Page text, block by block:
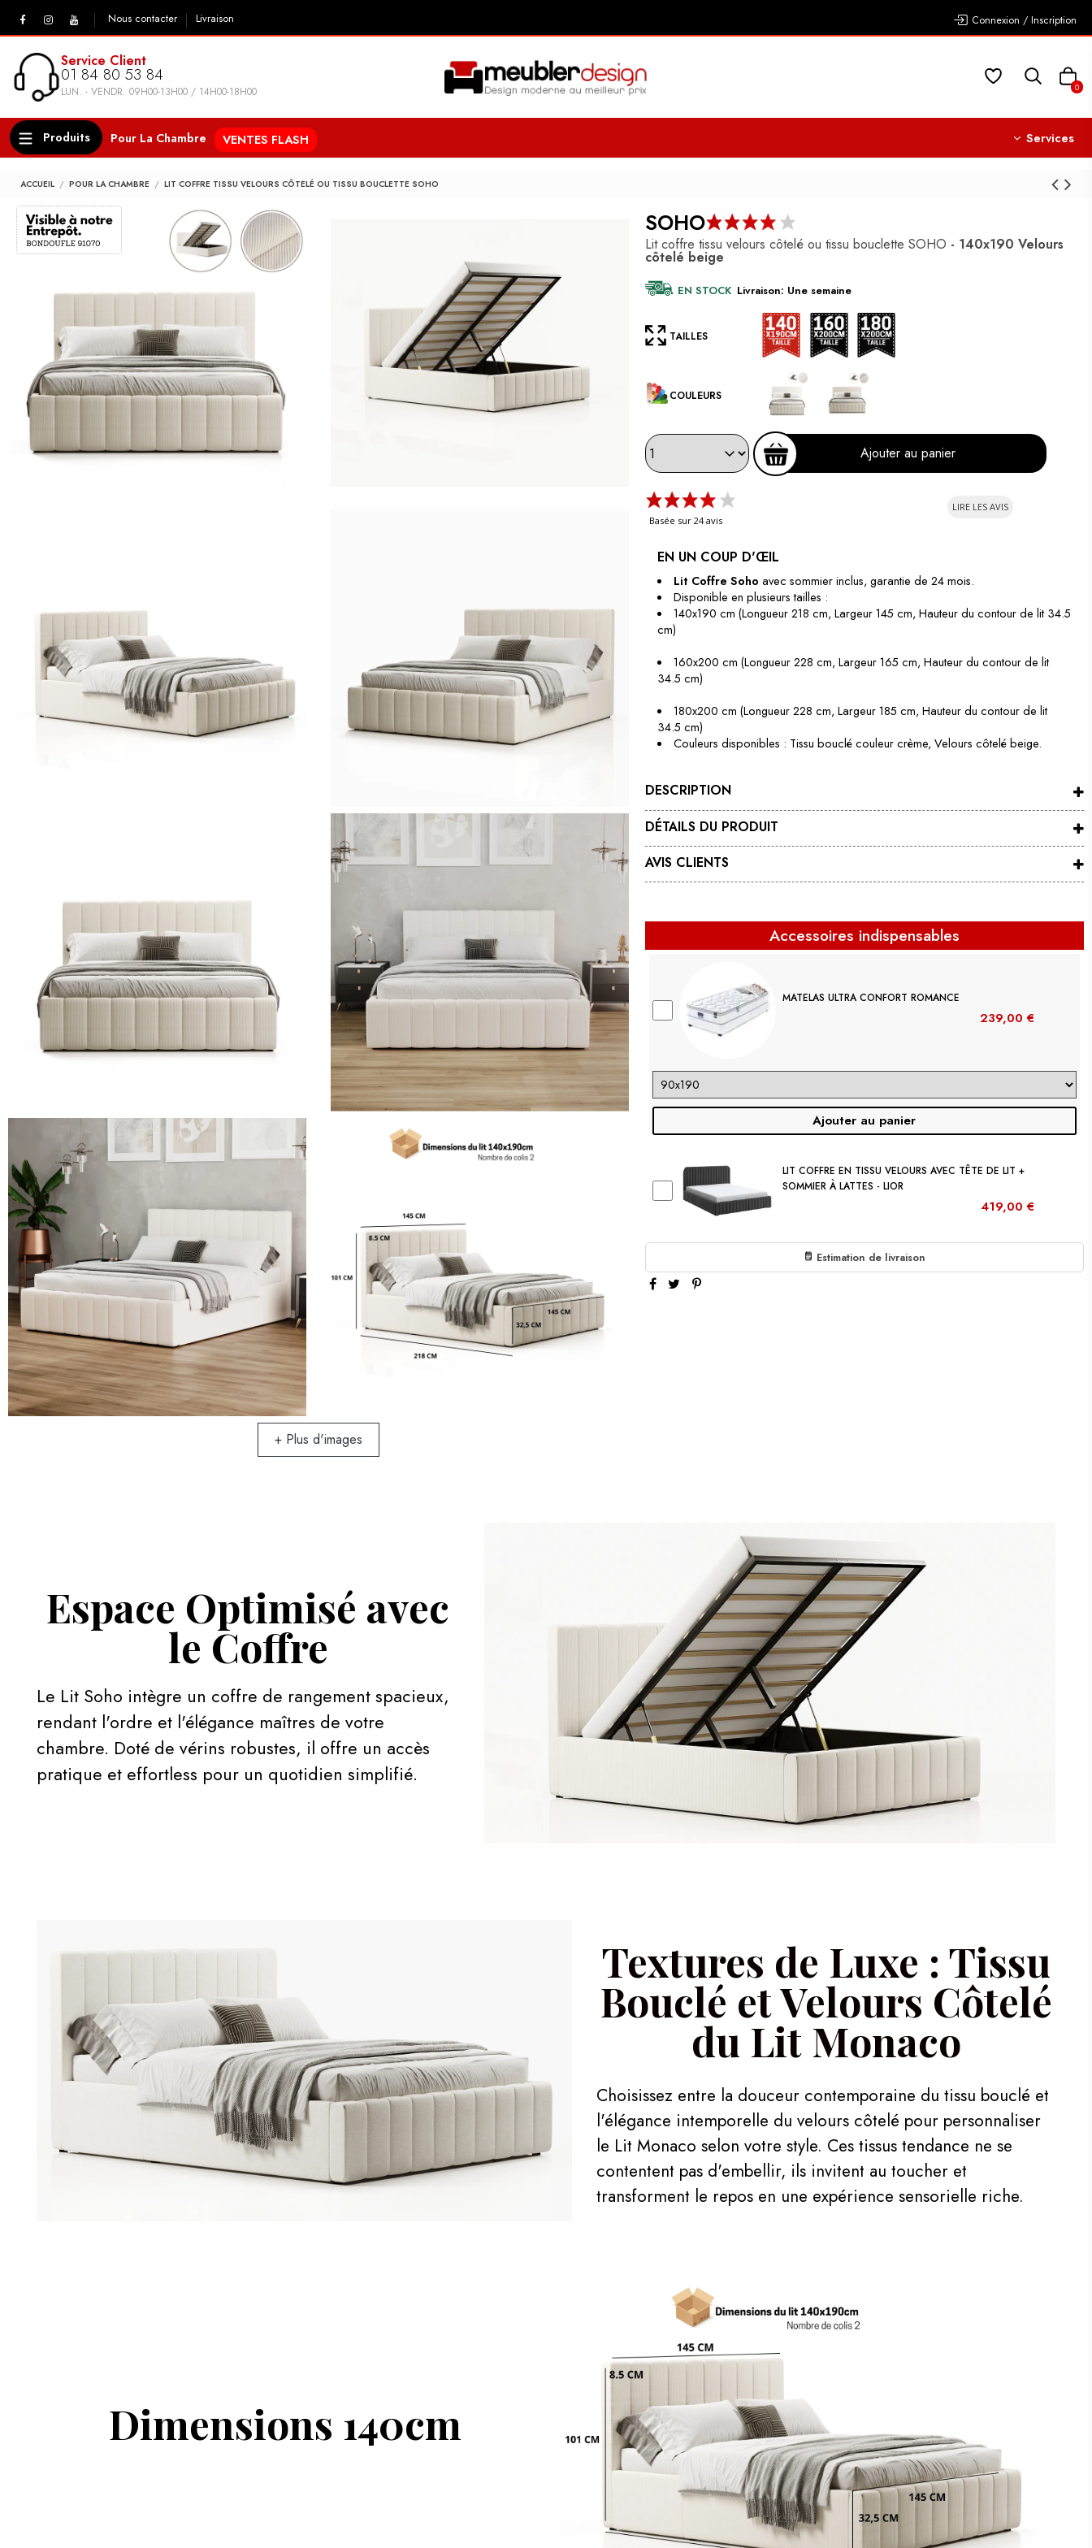
Nous contacter Livraison Connexion / Inscription
Service Client
01 84 80 53 84
LUN. - VENDR. 09H00-13H00 / 14H00-18H00 0
Produits Pour La Chambre VENTES FLASH Services
ACCUEIL POUR LA CHAMBRE LIT COFFRE TISSU VELOURS CÔTELÉ OU TISSU BOUCLETTE SOHO
+ Plus d'images
SOHO
Lit coffre tissu velours côtelé ou tissu bouclette SOHO - 140x190 Velours
côtelé beige
EN STOCK Livraison: Une semaine
TAILLES
140x190160x200180x200
COULEURS
Ajouter au panier
Basée sur 24 avis
LIRE LES AVIS
EN UN COUP D'ŒIL
Lit Coffre Soho avec sommier inclus, garantie de 24 mois.
Disponible en plusieurs tailles :
140x190 cm (Longueur 218 cm, Largeur 145 cm, Hauteur du contour de lit 34.5
cm)
160x200 cm (Longueur 228 cm, Largeur 165 cm, Hauteur du contour de lit
34.5 cm)
180x200 cm (Longueur 228 cm, Largeur 185 cm, Hauteur du contour de lit
34.5 cm)
Couleurs disponibles : Tissu bouclé couleur crème, Velours côtelé beige.
DESCRIPTION
DÉTAILS DU PRODUIT
AVIS CLIENTS
Accessoires indispensables
MATELAS ULTRA CONFORT ROMANCE
239,00 €
Ajouter au panier
LIT COFFRE EN TISSU VELOURS AVEC TÊTE DE LIT +
SOMMIER À LATTES - LIOR
419,00 €
Estimation de livraison
Espace Optimisé avec
le Coffre
Le Lit Soho intègre un coffre de rangement spacieux,
rendant l'ordre et l'élégance maîtres de votre
chambre. Doté de vérins robustes, il offre un accès
pratique et effortless pour un quotidien simplifié.
Textures de Luxe : Tissu
Bouclé et Velours Côtelé
du Lit Monaco
Choisissez entre la douceur contemporaine du tissu bouclé et
l'élégance intemporelle du velours côtelé pour personnaliser
le Lit Monaco selon votre style. Ces tissus tendance ne se
contentent pas d'embellir, ils invitent au toucher et
transforment le repos en une expérience sensorielle riche.
Dimensions 140cm